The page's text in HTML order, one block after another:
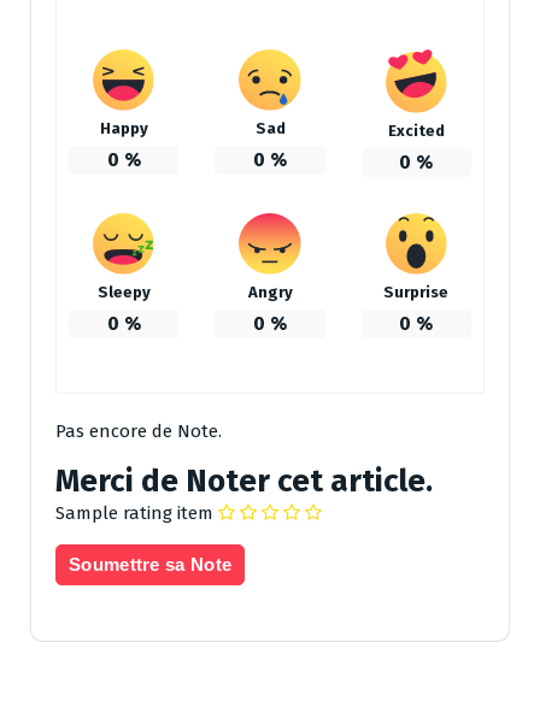
Happy
0 %
Sad
0 %
Excited
0 %
Sleepy
0 %
Angry
0 %
Surprise
0 %
Pas encore de Note.
Merci de Noter cet article.
Sample rating item